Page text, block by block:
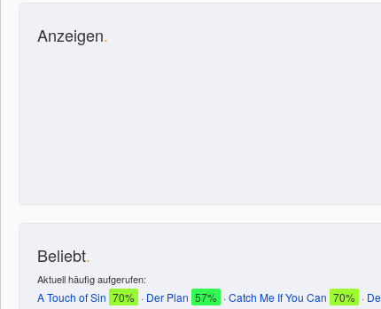
Anzeigen.
Beliebt.
Aktuell häufig aufgerufen:
A Touch of Sin 70% · Der Plan 57% ·Catch Me If You Can 70% ·